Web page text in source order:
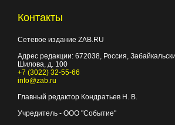
Контакты
Сетевое издание ZAB.RU
Адрес редакции: 672038, Россия,
Шилова, д. 100
+7 (3022) 32-55-66
info@zab.ru
Главный редактор Кондратьев Н. В.
Учредитель - ООО "Событие"